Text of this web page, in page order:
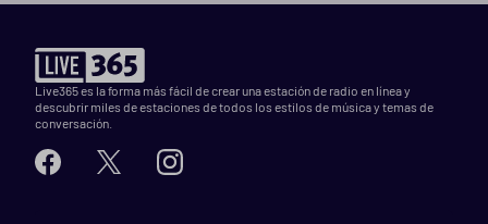
Live365 es la forma más fácil de crear una estación de radio en línea y
descubrir miles de estaciones de todos los estilos de música y temas de
conversación.